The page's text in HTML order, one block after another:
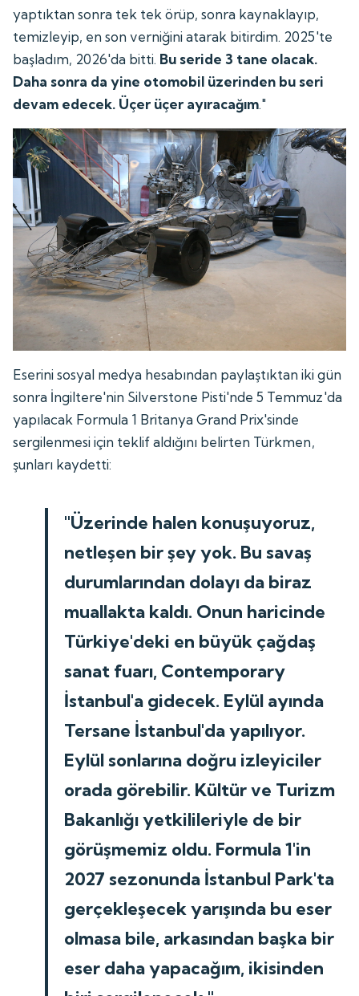
yaptıktan sonra tek tek örüp, sonra kaynaklayıp,
temizleyip, en son verniğini atarak bitirdim. 2025'te
başladım, 2026'da bitti. Bu seride 3 tane olacak.
Daha sonra da yine otomobil üzerinden bu seri
devam edecek. Üçer üçer ayıracağım."
Eserini sosyal medya hesabından paylaştıktan iki gün
sonra İngiltere'nin Silverstone Pisti'nde 5 Temmuz'da
yapılacak Formula 1 Britanya Grand Prix'sinde
sergilenmesi için teklif aldığını belirten Türkmen,
şunları kaydetti:
"Üzerinde halen konuşuyoruz,
netleşen bir şey yok. Bu savaş
durumlarından dolayı da biraz
muallakta kaldı. Onun haricinde
Türkiye'deki en büyük çağdaş
sanat fuarı, Contemporary
İstanbul'a gidecek. Eylül ayında
Tersane İstanbul'da yapılıyor.
Eylül sonlarına doğru izleyiciler
orada görebilir. Kültür ve Turizm
Bakanlığı yetkilileriyle de bir
görüşmemiz oldu. Formula 1'in
2027 sezonunda İstanbul Park'ta
gerçekleşecek yarışında bu eser
olmasa bile, arkasından başka bir
eser daha yapacağım, ikisinden